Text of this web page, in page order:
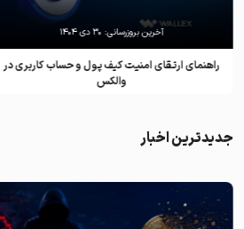
راهنمای ارتقای امنیت کیف پول و حساب کاربری در
والکس
آخرین بروزرسانی: ۳۰ دی ۱۴۰۴
جدیدترین اخبار